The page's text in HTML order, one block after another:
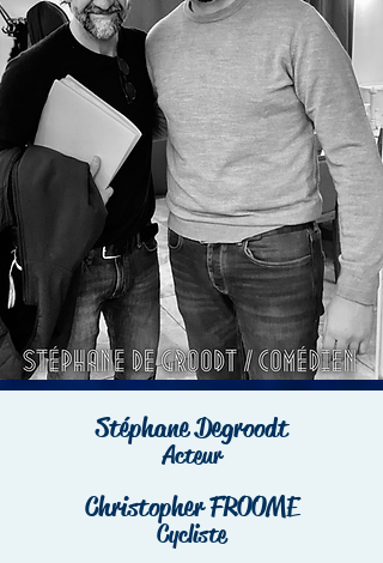
Stéphane Degroodt
Acteur
Christopher FROOME
Cycliste